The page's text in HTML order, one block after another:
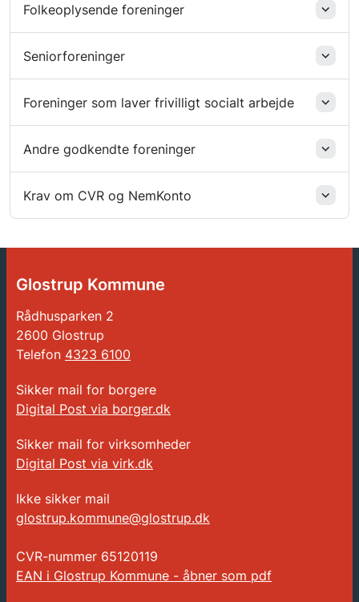
Folkeoplysende foreninger
Seniorforeninger
Foreninger som laver frivilligt socialt arbejde
Andre godkendte foreninger
Krav om CVR og NemKonto
Glostrup Kommune
Rådhusparken 2
2600 Glostrup
Telefon 4323 6100
Sikker mail for borgere
Digital Post via borger.dk
Sikker mail for virksomheder
Digital Post via virk.dk
Ikke sikker mail
glostrup.kommune@glostrup.dk
CVR-nummer 65120119
EAN i Glostrup Kommune - åbner som pdf